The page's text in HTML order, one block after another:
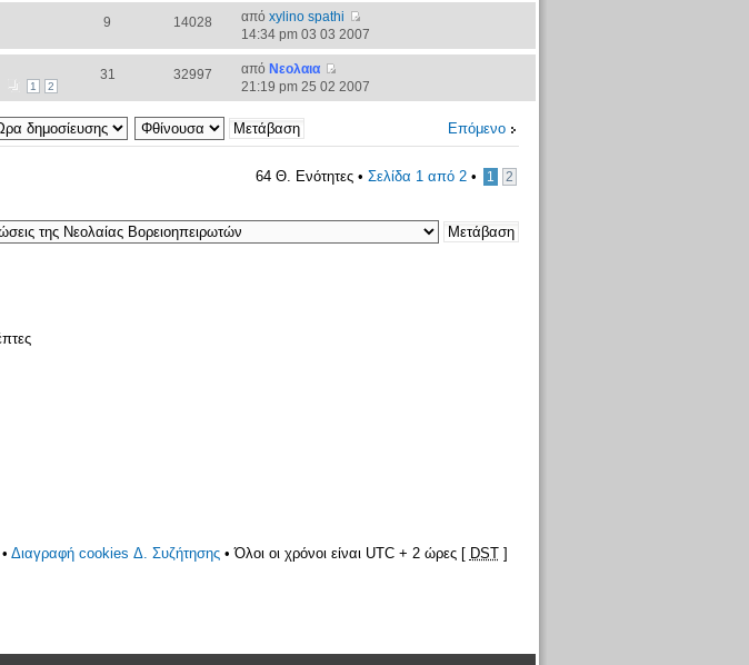
9 14028 απόxylino spathi
14:34 pm 03 03 2007
1 2
31 32997 από Νεολαια
21:19 pm 25 02 2007
Επόμενο
64 Θ. Ενότητες • Σελίδα 1από 2• 1 2
• Διαγραφή cookies Δ. Συζήτησης• Όλοι οι χρόνοι είναι UTC + 2 ώρες [ DST]